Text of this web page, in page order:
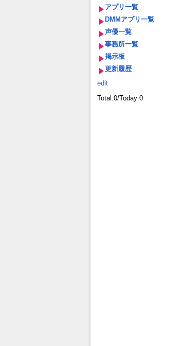
アプリ一覧
DMMアプリ一覧
声優一覧
事務所一覧
掲示板
更新履歴
edit
Total:0/Today:0